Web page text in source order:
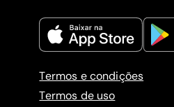
Termos e condições
Termos de uso